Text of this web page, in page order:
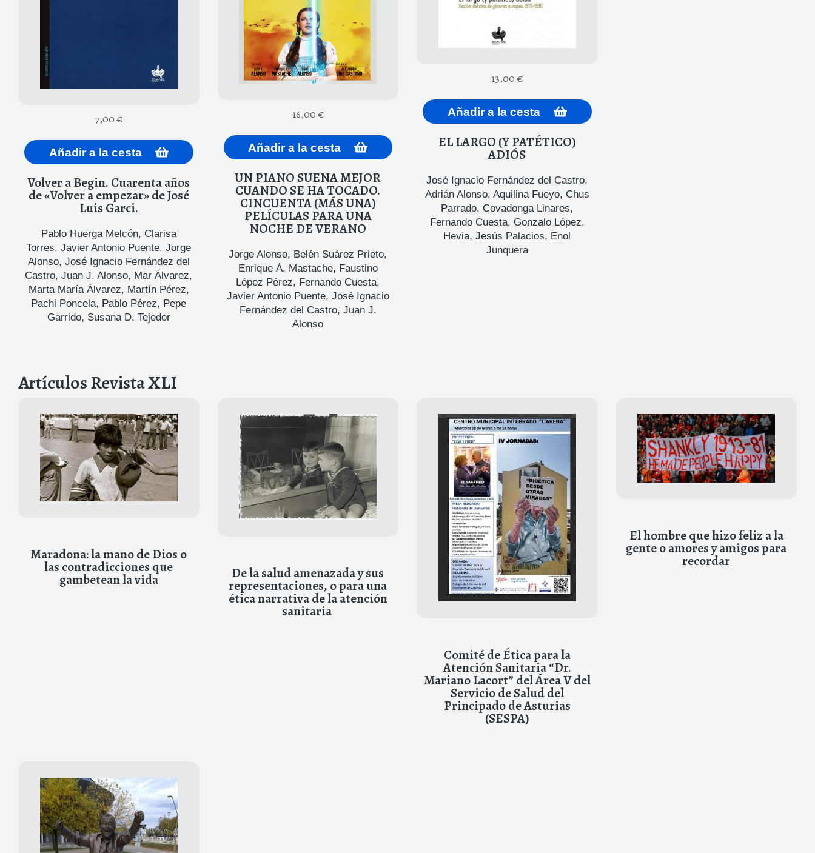
7,00€
Añadir a la cesta
Volver a Begin. Cuarenta años
de «Volver a empezar» de José
Luis Garci.
Pablo Huerga Melcón, Clarisa
Torres,Javier Antonio Puente,Jorge
Alonso, José Ignacio Fernández del
Castro,Juan J. Alonso, Mar Álvarez,
Marta María Álvarez, Martín Pérez,
Pachi Poncela, Pablo Pérez, Pepe
Garrido, Susana D. Tejedor
16,00€
Añadir a la cesta
UN PIANO SUENA MEJOR
CUANDO SE HA TOCADO.
CINCUENTA (MÁS UNA)
PELÍCULAS PARA UNA
NOCHE DE VERANO
Jorge Alonso, Belén Suárez Prieto,
Enrique Á. Mastache, Faustino
López Pérez, Fernando Cuesta,
Javier Antonio Puente, José Ignacio
Fernández del Castro, Juan J.
Alonso
13,00€
Añadir a la cesta
EL LARGO (Y PATÉTICO)
ADIÓS
José Ignacio Fernández del Castro,
Adrián Alonso, Aquilina Fueyo, Chus
Parrado, Covadonga Linares,
Fernando Cuesta, Gonzalo López,
Hevia,Jesús Palacios, Enol
Junquera
Artículos Revista XLI
Maradona: la mano de Dios o
las contradicciones que
gambetean la vida De la salud amenazada y sus
representaciones, o para una
ética narrativa de la atención
sanitaria
Comité de Ética para la
Atención Sanitaria “Dr.
Mariano Lacort” del Área V del
Servicio de Salud del
Principado de Asturias
(SESPA)
El hombre que hizo feliz a la
gente o amores y amigos para
recordar